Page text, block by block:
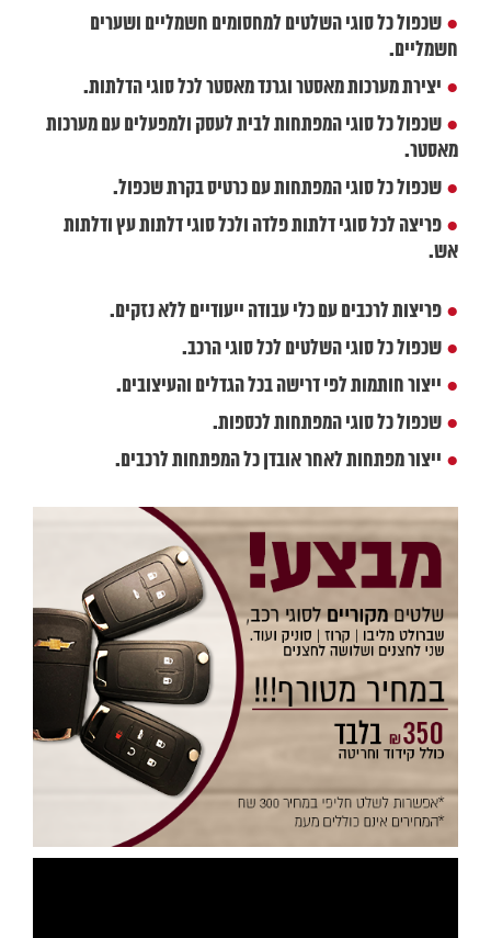
● שכפול כל סוגי השלטים למחסומים חשמליים ושערים
חשמליים.
● יצירת מערכות מאסטר וגרנד מאסטר לכל סוגי הדלתות.
● שכפול כל סוגי המפתחות לבית לעסק ולמפעלים עם מערכות
מאסטר.
● שכפול כל סוגי המפתחות עם כרטיס בקרת שכפול.
● פריצה לכל סוגי דלתות פלדה ולכל סוגי דלתות עץ ודלתות
אש.
● פריצות לרכבים עם כלי עבודה ייעודיים ללא נזקים.
● שכפול כל סוגי השלטים לכל סוגי הרכב.
● ייצור חותמות לפי דרישה בכל הגדלים והעיצובים.
● שכפול כל סוגי המפתחות לכספות.
● ייצור מפתחות לאחר אובדן כל המפתחות לרכבים.